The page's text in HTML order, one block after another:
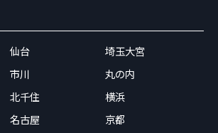
仙台
埼玉大宮
市川
丸の内
北千住
横浜
名古屋
京都